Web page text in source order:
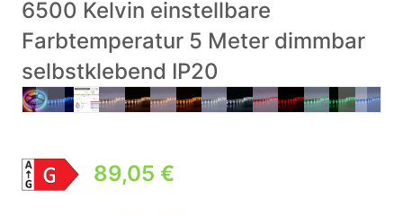
6500 Kelvin einstellbare
Farbtemperatur 5 Meter dimmbar
selbstklebend IP20
89,05 €